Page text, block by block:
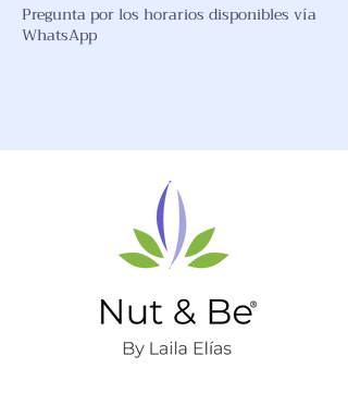
Pregunta por los horarios disponibles vía
WhatsApp